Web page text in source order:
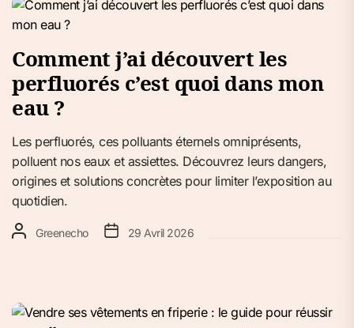
Comment j’ai découvert les
perfluorés c’est quoi dans mon
eau ?
Les perfluorés, ces polluants éternels omniprésents,
polluent nos eaux et assiettes. Découvrez leurs dangers,
origines et solutions concrètes pour limiter l’exposition au
quotidien.
Greenecho 29 Avril 2026